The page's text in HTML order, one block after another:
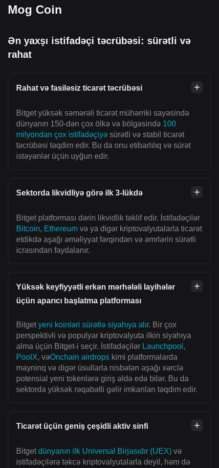
Mog Coin
Ən yaxşı istifadəçi təcrübəsi: sürətli və
rahat
Rahat və fasiləsiz ticarət təcrübəsi
Bitget yüksək səmərəli ticarət mühərriki sayəsində
dünyanın 150-dən çox ölkə və bölgəsində 100
milyondan çox istifadəçiyə sürətli və stabil ticarət
təcrübəsi təqdim edir. Bu da onu etibarlılıq və sürət
istəyənlər üçün uyğun edir.
Sektorda likvidliyə görə ilk 3-lükdə
Bitget platforması dərin likvidlik təklif edir. İstifadəçilər
Bitcoin, Ethereum və ya digər kriptovalyutalarla ticarət
etdikdə aşağı əməliyyat fərqindən və əmrlərin sürətli
icrasından faydalanır.
Yüksək keyfiyyətli erkən mərhələli layihələr
üçün aparıcı başlatma platforması
Bitget yeni koinləri sürətlə siyahıya alır. Bir çox
perspektivli və populyar kriptovalyuta ilkin siyahıya
alma üçün Bitget-i seçir. İstifadəçilər Launchpool ,
PoolX, vəOnchain airdrops kimi platformalarda
mayninq və digər üsullarla nisbətən aşağı xərclə
potensial yeni tokenlərə giriş əldə edə bilər. Bu da
sektorda yüksək rəqabətli gəlir imkanları təqdim edir.
Ticarət üçün geniş çeşidli aktiv sinfi
Bitget dünyanın ilk Universal Birjasıdır (UEX) və
istifadəçilərə təkcə kriptovalyutalarla deyil, həm də